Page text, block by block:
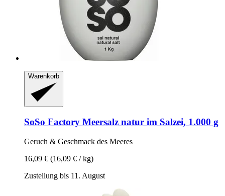
Warenkorb
SoSo Factory Meersalz natur im Salzei, 1.000 g
Geruch & Geschmack des Meeres
16,09 € (16,09 € / kg)
Zustellung bis 11. August